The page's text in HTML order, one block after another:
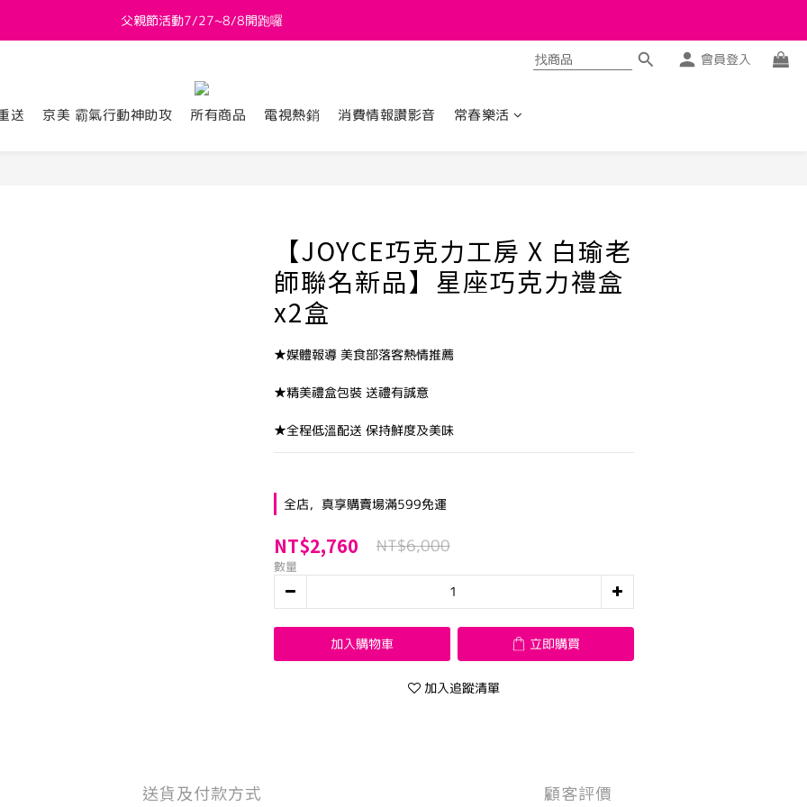
新會員送 $800購物金
父親節活動7/27~8/8開跑囉
會員登入
送 京美 霸氣行動神助攻 所有商品 電視熱銷 消費情報讚影音 常春樂活
【JOYCE巧克力工房 X 白瑜老
師聯名新品】星座巧克力禮盒
x2盒
★媒體報導 美食部落客熱情推薦
★精美禮盒包裝 送禮有誠意
★全程低溫配送 保持鮮度及美味
全店，真享購賣場滿599免運
NT$2,760 NT$6,000
數量
加入購物車 立即購買
加入追蹤清單
送貨及付款方式 顧客評價